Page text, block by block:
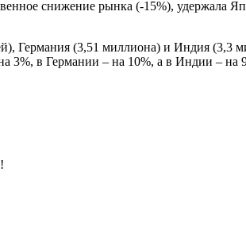
снижение рынка (-15%), удержала
Германия (3,51 миллиона) и Индия (3,3
3%, в Германии – на 10%, а в Индии – на